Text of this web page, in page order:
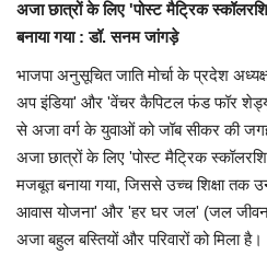
अजा छात्रों के लिए 'पोस्ट मैट्रिक
बनाया गया : डॉ. सनम जांगड़े
भाजपा अनुसूचित जाति मोर्चा के प्रदेश
अप इंडिया' और 'वेंचर कैपिटल फंड फॉर
से अजा वर्ग के युवाओं को जॉब सीकर की जगह
अजा छात्रों के लिए 'पोस्ट मैट्रिक
मजबूत बनाया गया, जिससे उच्च शिक्षा तक
आवास योजना' और 'हर घर जल' (जल
अजा बहुल बस्तियों और परिवारों को मिला है।